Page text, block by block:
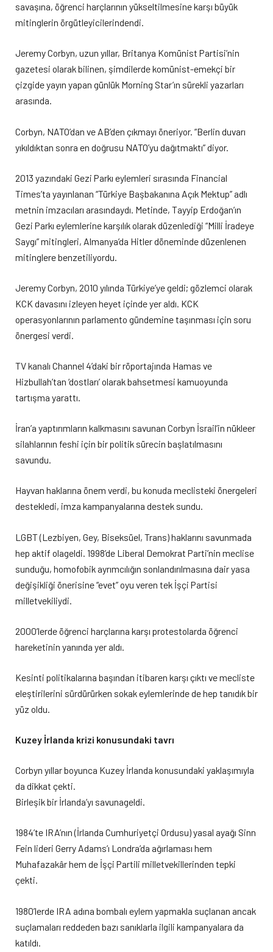
savaşına, öğrenci harçlarının yükseltilmesine karşı büyük
mitinglerin örgütleyicilerindendi.
Jeremy Corbyn, uzun yıllar, Britanya Komünist Partisi’nin
gazetesi olarak bilinen, şimdilerde komünist-emekçi bir
çizgide yayın yapan günlük Morning Star’ın sürekli yazarları
arasında.
Corbyn, NATO’dan ve AB’den çıkmayı öneriyor. “Berlin duvarı
yıkıldıktan sonra en doğrusu NATO’yu dağıtmaktı” diyor.
2013 yazındaki Gezi Parkı eylemleri sırasında Financial
Times’ta yayınlanan “Türkiye Başbakanına Açık Mektup” adlı
metnin imzacıları arasındaydı. Metinde, Tayyip Erdoğan’ın
Gezi Parkı eylemlerine karşılık olarak düzenlediği “Milli İradeye
Saygı” mitingleri, Almanya’da Hitler döneminde düzenlenen
mitinglere benzetiliyordu.
Jeremy Corbyn, 2010 yılında Türkiye’ye geldi; gözlemci olarak
KCK davasını izleyen heyet içinde yer aldı. KCK
operasyonlarının parlamento gündemine taşınması için soru
önergesi verdi.
TV kanalı Channel 4’daki bir röportajında Hamas ve
Hizbullah’tan ‘dostları’ olarak bahsetmesi kamuoyunda
tartışma yarattı.
İran’a yaptırımların kalkmasını savunan Corbyn İsrail’in nükleer
silahlarının feshi için bir politik sürecin başlatılmasını
savundu.
Hayvan haklarına önem verdi, bu konuda meclisteki önergeleri
destekledi, imza kampanyalarına destek sundu.
LGBT (Lezbiyen, Gey, Biseksüel, Trans) haklarını savunmada
hep aktif olageldi. 1998’de Liberal Demokrat Parti’nin meclise
sunduğu, homofobik ayrımcılığın sonlandırılmasına dair yasa
değişikliği önerisine “evet” oyu veren tek İşçi Partisi
milletvekiliydi.
2000’lerde öğrenci harçlarına karşı protestolarda öğrenci
hareketinin yanında yer aldı.
Kesinti politikalarına başından itibaren karşı çıktı ve mecliste
eleştirilerini sürdürürken sokak eylemlerinde de hep tanıdık bir
yüz oldu.
Kuzey İrlanda krizi konusundaki tavrı
Corbyn yıllar boyunca Kuzey İrlanda konusundaki yaklaşımıyla
da dikkat çekti.
Birleşik bir İrlanda’yı savunageldi.
1984’te IRA’nın (İrlanda Cumhuriyetçi Ordusu) yasal ayağı Sinn
Fein lideri Gerry Adams’ı Londra’da ağırlaması hem
Muhafazakâr hem de İşçi Partili milletvekillerinden tepki
çekti.
1980’lerde IRA adına bombalı eylem yapmakla suçlanan ancak
suçlamaları reddeden bazı sanıklarla ilgili kampanyalara da
katıldı.